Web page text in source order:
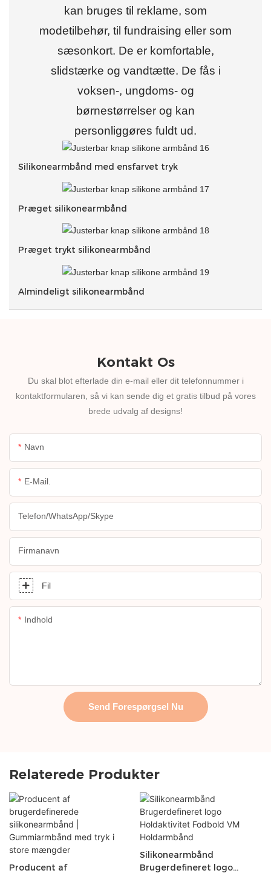
kan bruges til reklame, som
modetilbehør, til fundraising eller som
sæsonkort. De er komfortable,
slidstærke og vandtætte. De fås i
voksen-, ungdoms- og
børnestørrelser og kan
personliggøres fuldt ud.
Silikonearmbånd med ensfarvet tryk
Præget silikonearmbånd
Præget trykt silikonearmbånd
Almindeligt silikonearmbånd
Kontakt Os
Du skal blot efterlade din e-mail eller dit telefonnummer i
kontaktformularen, så vi kan sende dig et gratis tilbud på vores
brede udvalg af designs!
Navn
E-Mail.
Telefon/WhatsApp/Skype
Firmanavn
Fil
Indhold
Send Forespørgsel Nu
Relaterede Produkter
Producent af
Silikonearmbånd
Brugerdefineret logo